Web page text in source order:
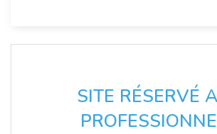
SITE RÉSERVÉ